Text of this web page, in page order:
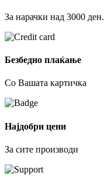
За нарачки над 3000 ден.
Безбедно плаќање
Со Вашата картичка
Најдобри цени
За сите производи